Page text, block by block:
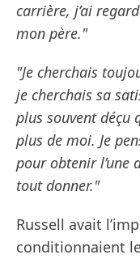
carrière, j’ai
mon père."
"Je cherchais
je cherchais sa
plus souvent déçu
plus de moi. Je
pour obtenir l’une
tout donner."
Russell avait
conditionnaient